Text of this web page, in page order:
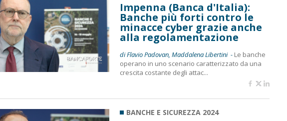
Impenna (Banca d'Italia):
Banche più forti contro le
minacce cyber grazie anche
alla regolamentazione
di Flavio Padovan, Maddalena Libertini - Le banche
operano in uno scenario caratterizzato da una
crescita costante degli attac...
BANCHE E SICUREZZA 2024